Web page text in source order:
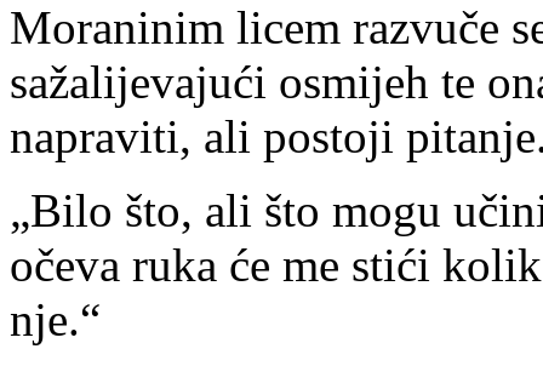
Moraninim licem razvuče
sažalijevajući osmijeh te
napraviti, ali postoji
„Bilo što, ali što mogu
očeva ruka će me stići
nje.“